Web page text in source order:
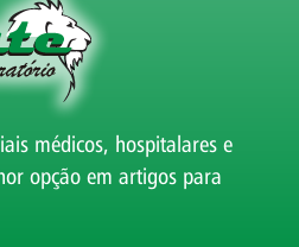
médicos, hospitalares e
opção em artigos para